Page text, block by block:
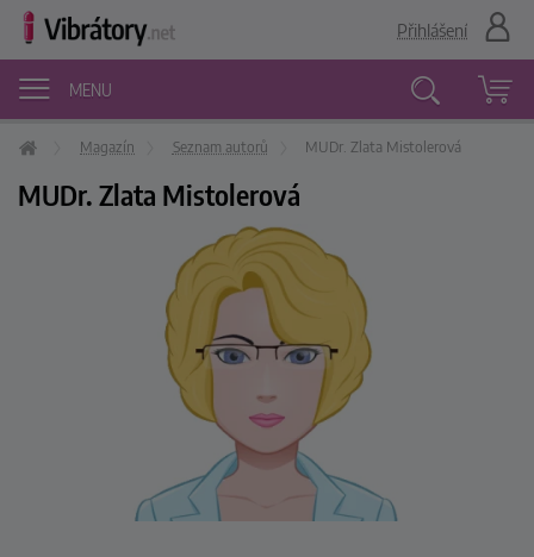
MENU
Vyhledávání
Přihlášení
Magazín Seznam autorů MUDr. Zlata Mistolerová
MUDr. Zlata Mistolerová